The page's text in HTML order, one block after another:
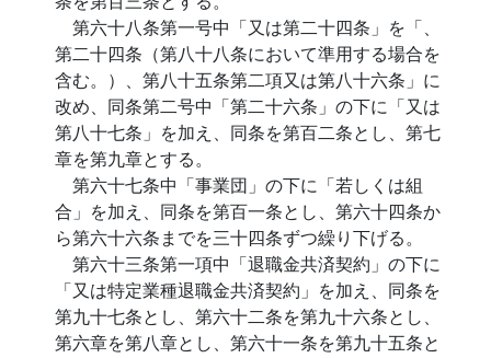
第六十八条第一号中「又は第二十四条」を「、
第二十四条（第八十八条において準用する場合を
含む。）、第八十五条第二項又は第八十六条」に
改め、同条第二号中「第二十六条」の下に「又は
第八十七条」を加え、同条を第百二条とし、第七
章を第九章とする。
第六十七条中「事業団」の下に「若しくは組
合」を加え、同条を第百一条とし、第六十四条か
ら第六十六条までを三十四条ずつ繰り下げる。
第六十三条第一項中「退職金共済契約」の下に
「又は特定業種退職金共済契約」を加え、同条を
第九十七条とし、第六十二条を第九十六条とし、
第六章を第八章とし、第六十一条を第九十五条と